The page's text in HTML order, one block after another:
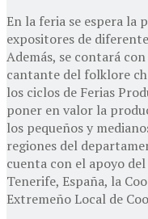
En la feria se espera la
expositores de
Además, se contará
cantante del folklore
los ciclos de Ferias
poner en valor la
los pequeños y
regiones del
cuenta con el apoyo
Tenerife, España, la
Extremeño Local de